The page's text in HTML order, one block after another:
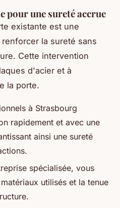
pour une sureté accrue
existante est une
la sureté sans
Cette intervention
d'acier et à
la porte.
à Strasbourg
rapidement et avec une
ainsi une sureté
spécialisée, vous
utilisés et la tenue